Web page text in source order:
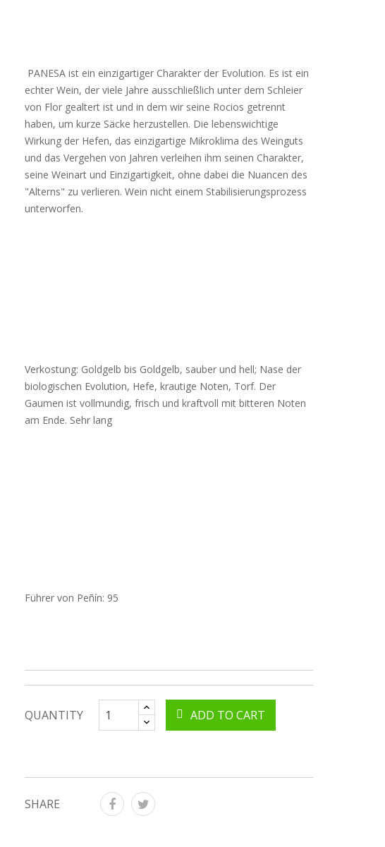
PANESA ist ein einzigartiger Charakter der Evolution. Es ist ein
echter Wein, der viele Jahre ausschließlich unter dem Schleier
von Flor gealtert ist und in dem wir seine Rocios getrennt
haben, um kurze Säcke herzustellen. Die lebenswichtige
Wirkung der Hefen, das einzigartige Mikroklima des Weinguts
und das Vergehen von Jahren verleihen ihm seinen Charakter,
seine Weinart und Einzigartigkeit, ohne dabei die Nuancen des
"Alterns" zu verlieren. Wein nicht einem Stabilisierungsprozess
unterworfen.
Verkostung: Goldgelb bis Goldgelb, sauber und hell; Nase der
biologischen Evolution, Hefe, krautige Noten, Torf. Der
Gaumen ist vollmundig, frisch und kraftvoll mit bitteren Noten
am Ende. Sehr lang
Führer von Peñín: 95
QUANTITY ADD TO CART
SHARE